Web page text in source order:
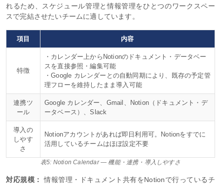
れるため、スケジュール管理と情報管理をひとつのワークスペー
スで完結させたいチームに適しています。
項目 内容
特徴
・カレンダー上からNotionのドキュメント・データベー
スを直接参照・編集可能
・Google カレンダーとの自動同期により、既存の予定管
理フローを維持したまま導入可能
連携ツ
ール
Google カレンダー、Gmail、Notion（ドキュメント・デ
ータベース）、Slack
導入の
しやす
さ
Notionアカウントがあれば即日利用可。Notionをすでに
活用しているチームはほぼ設定不要
表5: Notion Calendar — 機能・連携・導入しやすさ
対応規模： 情報管理・ドキュメント共有をNotionで行っているチ